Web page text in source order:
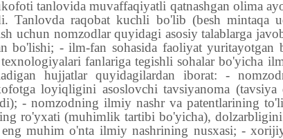
tanlovida muvaffaqiyatli qatnashgan olima
Tanlovda raqobat kuchli bo'lib (besh mintaqa
uchun nomzodlar quyidagi asosiy talablarga
bo'lishi; - ilm-fan sohasida faoliyat
fanlariga tegishli sohalar bo'yicha
hujjatlar quyidagilardan iborat: -
loyiqligini asoslovchi tavsiyanoma
- nomzodning ilmiy nashr va patentlarining
ro'yxati (muhimlik tartibi bo'yicha), dolzarbligini
muhim o'nta ilmiy nashrining nusxasi; -